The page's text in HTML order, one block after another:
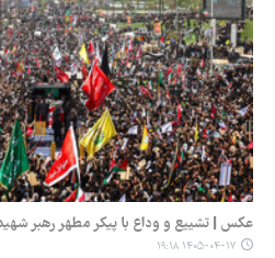
عکس | تشییع و وداع با پیکر مطهر رهبر
۱۴۰۵-۰۴-۱۷ ۱۹:۱۸